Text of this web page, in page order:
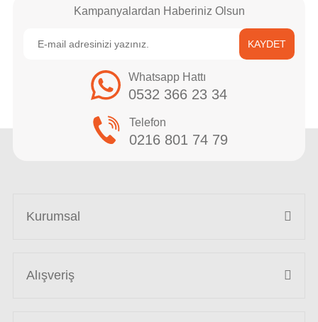
Kampanyalardan Haberiniz Olsun
KAYDET
Whatsapp Hattı
0532 366 23 34
Telefon
0216 801 74 79
Kurumsal
Alışveriş